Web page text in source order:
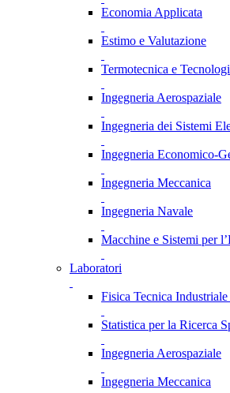
Economia Applicata
Estimo e Valutazione
Termotecnica e
Ingegneria Aerospaziale
Ingegneria dei Sistemi
Ingegneria Economico-
Ingegneria Meccanica
Ingegneria Navale
Macchine e Sistemi per
Laboratori
Fisica Tecnica
Statistica per la Ricerca
Ingegneria Aerospaziale
Ingegneria Meccanica